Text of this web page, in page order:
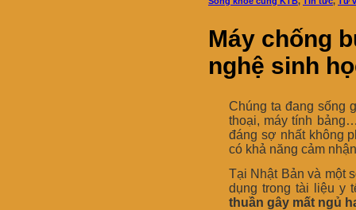
Máy chống
nghệ sinh
Chúng ta đang sống
thoại, máy tính
đáng sợ nhất không
có khả năng cảm
Tại Nhật Bản và một
dụng trong tài liệu y
thuần gây mất ngủ